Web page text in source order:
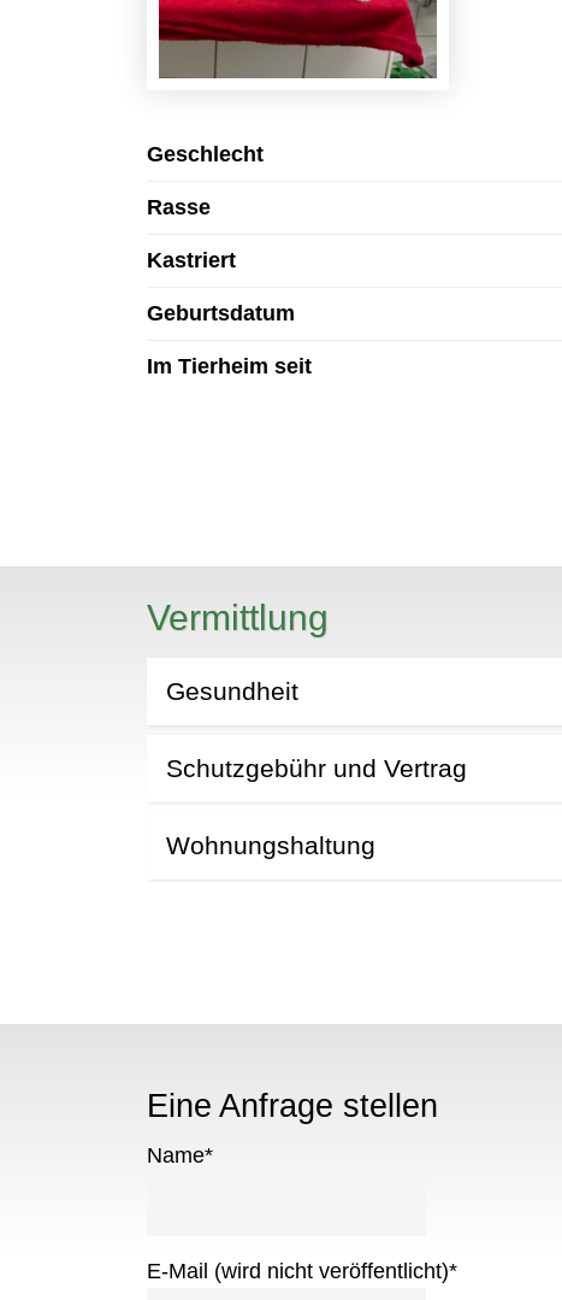
Geschlecht
Rasse
Kastriert
Geburtsdatum
Im Tierheim seit
Vermittlung
Gesundheit
Schutzgebühr und Vertrag
Wohnungshaltung
Eine Anfrage stellen
Name*
E-Mail (wird nicht veröffentlicht)*